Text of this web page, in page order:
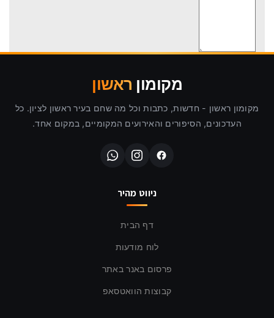
מקומון ראשון
מקומון ראשון - חדשות, כתבות וכל מה שחם בעיר ראשון לציון. כל
העדכונים, הסיפורים והאירועים המקומיים, במקום אחד.
ניווט מהיר
דף הבית
לוח מודעות
פרסום באנר באתר
קבוצות הוואטסאפ